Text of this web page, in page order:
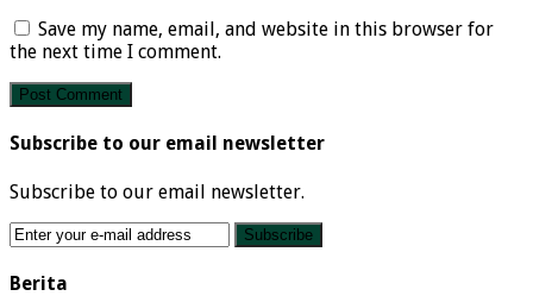
Save my name, email, and website in this browser for
the next time I comment.
Subscribe to our email newsletter
Subscribe to our email newsletter.
Berita